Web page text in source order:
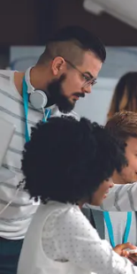
18.
Statistisches
26.05.2025):